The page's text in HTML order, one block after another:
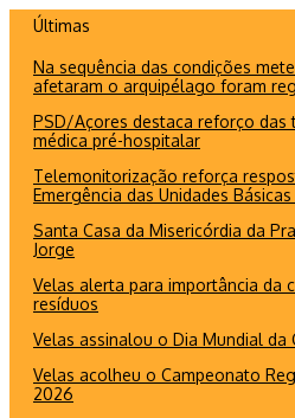
conteúdo
Últimas
Na sequência das condições
afetaram o arquipélago foram
PSD/Açores destaca reforço das
médica pré-hospitalar
Telemonitorização reforça
Emergência das Unidades
Santa Casa da Misericórdia da
Jorge
Velas alerta para importância da
resíduos
Velas assinalou o Dia Mundial da
Velas acolheu o Campeonato
2026